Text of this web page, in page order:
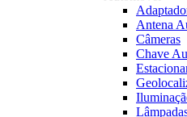
Antena
Câmeras
Chave